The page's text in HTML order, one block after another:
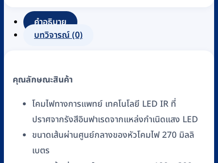
ยี่ห้อ
EASYWELL
02LB
คำอธิบาย
บทวิจารณ์ (0)
คุณลักษณะสินค้า
โคมไฟทางการแพทย์ เทคโนโลยี LED IR ที่
ปราศจากรังสีอินฟาเรดจากแหล่งกำเนิดแสง LED
ขนาดเส้นผ่านศูนย์กลางของหัวโคมไฟ 270 มิลลิ
เบตร